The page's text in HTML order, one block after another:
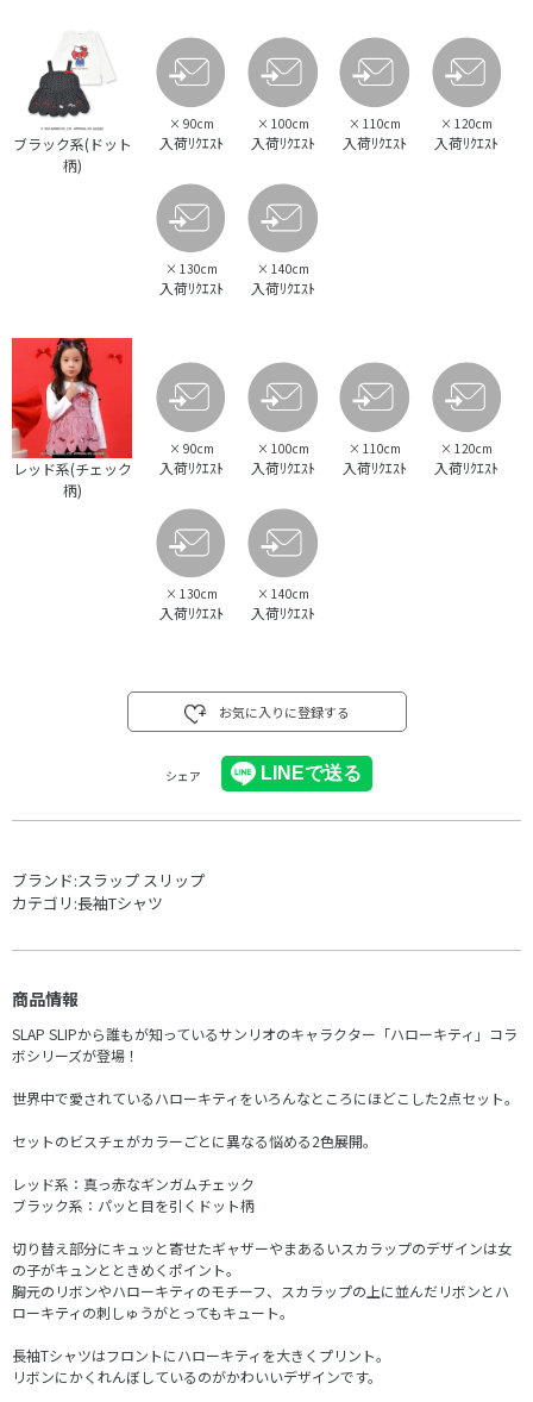
ブラック系(ドット
柄)
× 90cm
入荷ﾘｸｴｽﾄ
× 100cm
入荷ﾘｸｴｽﾄ
× 110cm
入荷ﾘｸｴｽﾄ
× 120cm
入荷ﾘｸｴｽﾄ
× 130cm
入荷ﾘｸｴｽﾄ
× 140cm
入荷ﾘｸｴｽﾄ
レッド系(チェック
柄)
× 90cm
入荷ﾘｸｴｽﾄ
× 100cm
入荷ﾘｸｴｽﾄ
× 110cm
入荷ﾘｸｴｽﾄ
× 120cm
入荷ﾘｸｴｽﾄ
× 130cm
入荷ﾘｸｴｽﾄ
× 140cm
入荷ﾘｸｴｽﾄ
お気に入りに登録する
シェア
ブランド:スラップ スリップ
カテゴリ:長袖Tシャツ
商品情報
SLAP SLIPから誰もが知っているサンリオのキャラクター「ハローキティ」コラ
ボシリーズが登場！
世界中で愛されているハローキティをいろんなところにほどこした2点セット。
セットのビスチェがカラーごとに異なる悩める2色展開。
レッド系：真っ赤なギンガムチェック
ブラック系：パッと目を引くドット柄
切り替え部分にキュッと寄せたギャザーやまあるいスカラップのデザインは女
の子がキュンとときめくポイント。
胸元のリボンやハローキティのモチーフ、スカラップの上に並んだリボンとハ
ローキティの刺しゅうがとってもキュート。
長袖Tシャツはフロントにハローキティを大きくプリント。
リボンにかくれんぼしているのがかわいいデザインです。